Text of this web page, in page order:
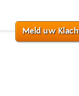
Meld uw